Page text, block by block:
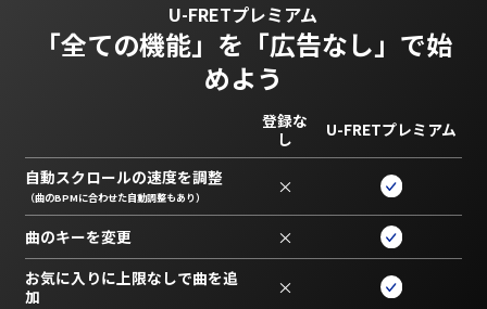
U-FRETプレミアム
「全ての機能」を 「広告なし」で始
めよう
登録な
し
U-FRETプレミアム
自動スクロールの速度を調整
（曲のBPMに合わせた自動調整もあり） ×
曲のキーを変更 ×
お気に入りに上限なしで曲を追
加
×